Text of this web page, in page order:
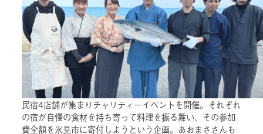
民宿4店舗が集まりチャリティーイベントを開催。それぞれ
の宿が自慢の食材を持ち寄って料理を振る舞い、その参加
費全額を氷見市に寄付しようという企画。あおまささんも